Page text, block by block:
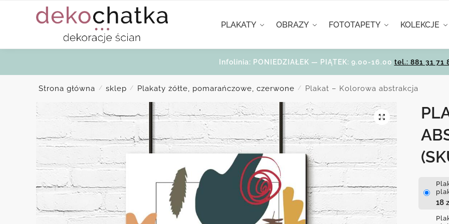
PLAKATY OBRAZY FOTOTAPETY KOLEKCJE
Infolinia: PONIEDZIAŁEK — PIĄTEK: 9.00-16.00 tel.: 881 31 71
Strona główna / sklep / Plakaty żółte, pomarańczowe, czerwone / Plakat – Kolorowa abstrakcja
18